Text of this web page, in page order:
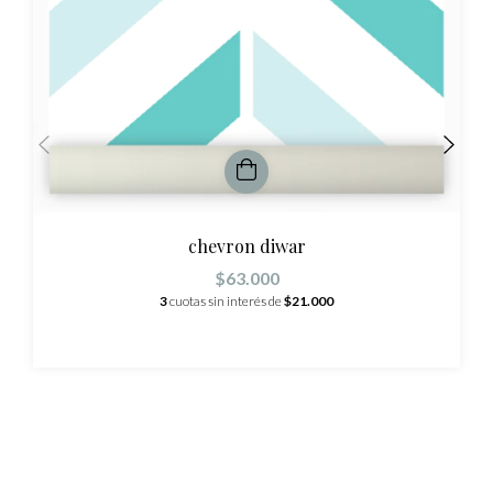
chevron diwar
$63.000
3cuotas sin interés de$21.000